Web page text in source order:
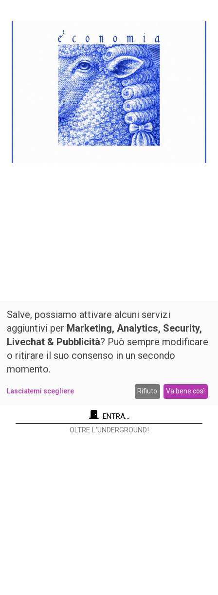
ENTRA...
OLTRE L’UNDERGROUND!
Salve, possiamo attivare alcuni servizi
aggiuntivi per Marketing, Analytics, Security,
Livechat & Pubblicità? Può sempre modificare
o ritirare il suo consenso in un secondo
momento.
Lasciatemi scegliere Rifiuto Va bene così